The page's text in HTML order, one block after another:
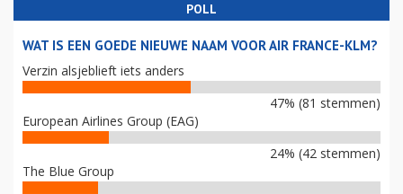
POLL
WAT IS EEN GOEDE NIEUWE NAAM VOOR AIR FRANCE-KLM?
Verzin alsjeblieft iets anders
47% (81 stemmen)
European Airlines Group (EAG)
24% (42 stemmen)
The Blue Group